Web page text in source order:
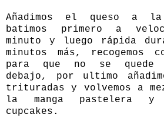
Añadimos el queso a
batimos primero a
minuto y luego rápida
minutos más, recogemos
para que no se quede
debajo, por ultimo
trituradas y volvemos a
la manga pastelera y
cupcakes.